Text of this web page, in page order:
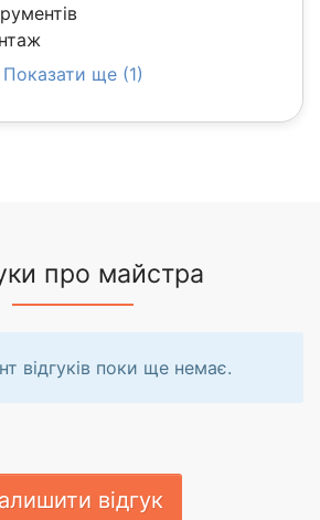
Показати ще (1)
про майстра
відгуків поки ще немає.
відгук